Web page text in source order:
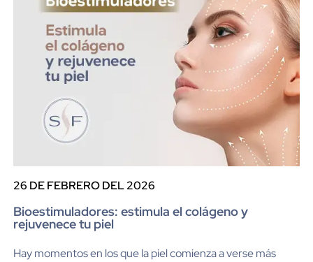
26 DE FEBRERO DEL 2026
Bioestimuladores: estimula el colágeno y
rejuvenece tu piel
Hay momentos en los que la piel comienza a verse más